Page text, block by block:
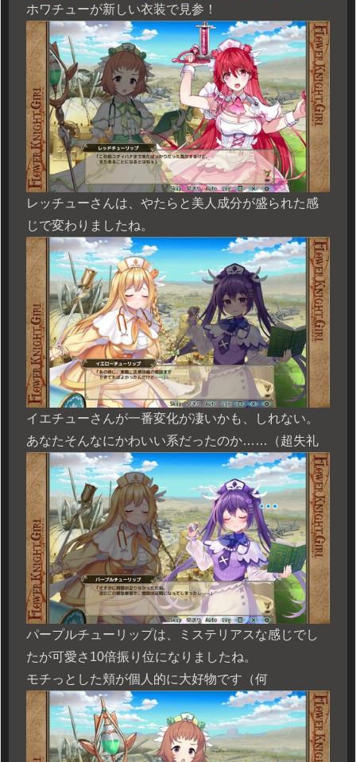
ホワチューが新しい衣装で見参！
レッチューさんは、やたらと美人成分が盛られた感
じで変わりましたね。
イエチューさんが一番変化が凄いかも、しれない。
あなたそんなにかわいい系だったのか……（超失礼
パープルチューリップは、ミステリアスな感じでし
たが可愛さ10倍振り位になりましたね。
モチっとした頬が個人的に大好物です（何